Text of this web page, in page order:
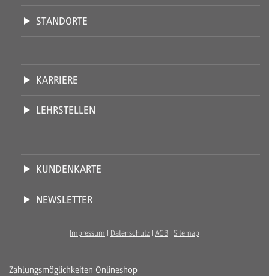
STANDORTE
KARRIERE
LEHRSTELLEN
KUNDENKARTE
NEWSLETTER
Impressum I Datenschutz I AGB I Sitemap
Zahlungsmöglichkeiten Onlineshop